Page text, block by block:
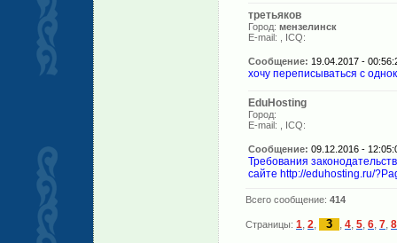
третьяков
Город: мензелинск
E-mail:
, ICQ:
Сообщение: 19.04.2017 -
хочу переписываться с
EduHosting
Город:
E-mail:
, ICQ:
Сообщение: 09.12.2016 -
Требования
сайте http://eduhosting.ru/
Всего сообщение: 414
Страницы: 1, 2, 3 , 4, 5, 6, 7, 8